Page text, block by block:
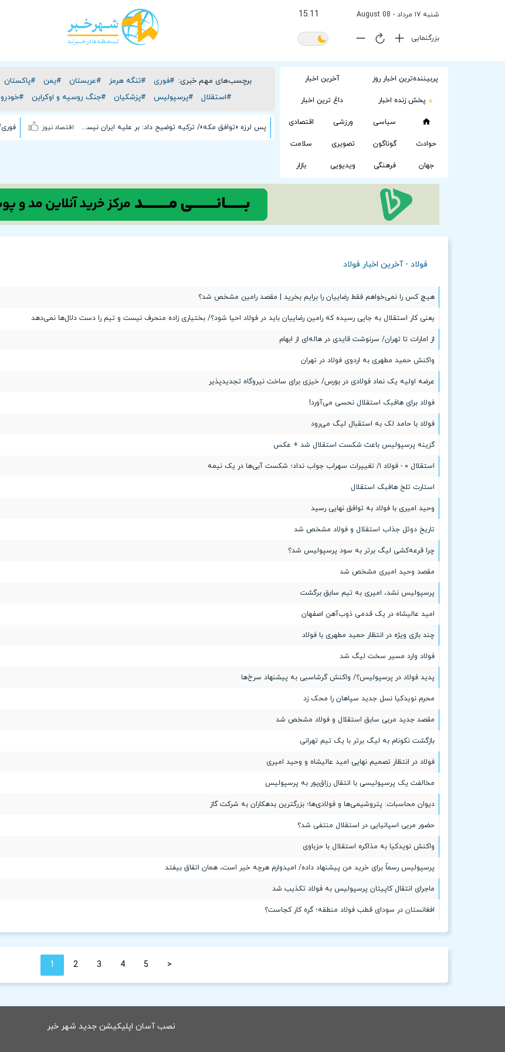
شنبه ۱۷ مرداد - 08 August 15:11
بزرگنمایی
پربیننده‌ترین اخبار روز آخرین اخبار
پخش زنده اخبار داغ ترین اخبار
سیاسی ورزشی اقتصادی
حوادث گوناگون تصویری سلامت
جهان فرهنگی ویدیویی بازار
برچسب‌های مهم خبری: #فوری #تنگه هرمز #عربستان #یمن #پاکستان
#استقلال
#پرسپولیس #پزشکیان #جنگ روسیه و اوکراین #خودرو
اقتصاد نیوز پس لرزه «توافق مکه»/ ترکیه توضیح داد: بر علیه ایران نیست
فولاد - آخرین اخبار فولاد
هیچ کس را نمی‌خواهم فقط رضاییان را برایم بخرید | مقصد رامین مشخص شد؟
یعنی کار استقلال به جایی رسیده که رامین رضاییان باید در فولاد احیا شود؟/ بختیاری زاده منحرف نیست و تیم را دست دلال‌ها نمی‌دهد
از امارات تا تهران/ سرنوشت قایدی در هاله‌ای از ابهام
واکنش حمید مطهری به اردوی فولاد در تهران
عرضه اولیه یک نماد فولادی در بورس/ خیزی برای ساخت نیروگاه تجدیدپذیر
فولاد برای هافبک استقلال نحسی می‌آورد!
فولاد با حامد لک به استقبال لیگ می‌رود
گزینه پرسپولیس باعث شکست استقلال شد + عکس
استقلال ۰ - فولاد ۱/ تغییرات سهراب جواب نداد؛ شکست آبی‌ها در یک نیمه
استارت تلخ هافبک استقلال
وحید امیری با فولاد به توافق نهایی رسید
تاریخ دوئل جذاب استقلال و فولاد مشخص شد
چرا قرعه‌کشی لیگ برتر به سود پرسپولیس شد؟
مقصد وحید امیری مشخص شد
پرسپولیس نشد، امیری به تیم سابق برگشت
امید عالیشاه در یک قدمی ذوب‌آهن اصفهان
چند بازی ویژه در انتظار حمید مطهری با فولاد
فولاد وارد مسیر سخت لیگ شد
پدید فولاد در پرسپولیس؟/ واکنش گرشاسبی به پیشنهاد سرخ‌ها
محرم نویدکیا نسل جدید سپاهان را محک زد
مقصد جدید مربی سابق استقلال و فولاد مشخص شد
بازگشت نکونام به لیگ برتر با یک تیم تهرانی
فولاد در انتظار تصمیم نهایی امید عالیشاه و وحید امیری
مخالفت یک پرسپولیسی با انتقال رزاق‌پور به پرسپولیس
دیوان محاسبات: پتروشیمی‌ها و فولادی‌ها؛ بزرگترین بدهکاران به شرکت گاز
حضور مربی اسپانیایی در استقلال منتفی شد؟
واکنش نویدکیا به مذاکره استقلال با حزباوی
پرسپولیس رسماً برای خرید من پیشنهاد داده/ امیدوارم هرچه خیر است، همان اتفاق بیفتد
ماجرای انتقال کاپیتان پرسپولیس به فولاد تکذیب شد
افغانستان در سودای قطب فولاد منطقه؛ گره کار کجاست؟
1 2 3 4 5 <
نصب آسان اپلیکیشن جدید شهر خبر